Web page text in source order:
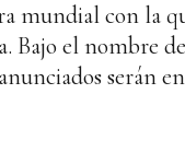
mundial con la
el nombre
serán